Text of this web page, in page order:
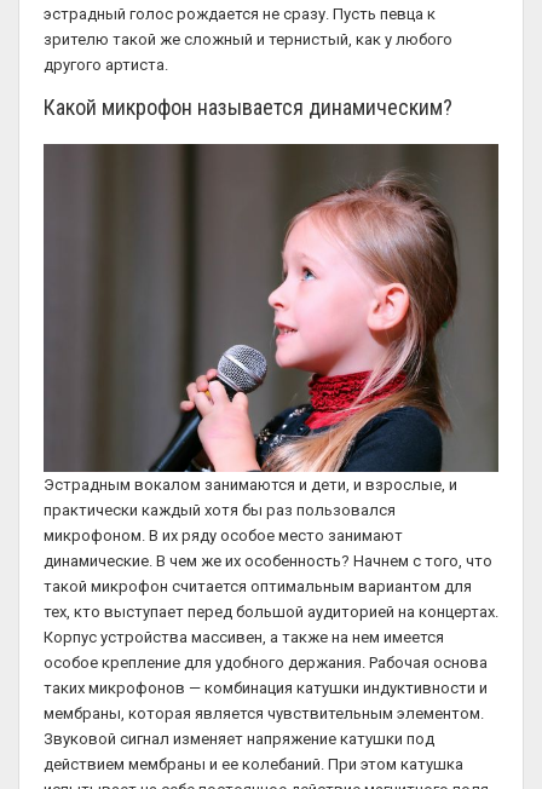
эстрадный голос рождается не сразу. Пусть певца к
зрителю такой же сложный и тернистый, как у любого
другого артиста.
Какой микрофон называется динамическим?
Эстрадным вокалом занимаются и дети, и взрослые, и
практически каждый хотя бы раз пользовался
микрофоном. В их ряду особое место занимают
динамические. В чем же их особенность? Начнем с того, что
такой микрофон считается оптимальным вариантом для
тех, кто выступает перед большой аудиторией на концертах.
Корпус устройства массивен, а также на нем имеется
особое крепление для удобного держания. Рабочая основа
таких микрофонов — комбинация катушки индуктивности и
мембраны, которая является чувствительным элементом.
Звуковой сигнал изменяет напряжение катушки под
действием мембраны и ее колебаний. При этом катушка